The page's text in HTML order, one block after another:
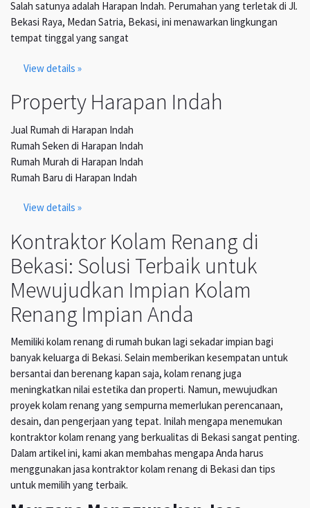
Salah satunya adalah Harapan Indah. Perumahan yang terletak di Jl.
Bekasi Raya, Medan Satria, Bekasi, ini menawarkan lingkungan
tempat tinggal yang sangat
View details »
Property Harapan Indah
Jual Rumah di Harapan Indah
Rumah Seken di Harapan Indah
Rumah Murah di Harapan Indah
Rumah Baru di Harapan Indah
View details »
Kontraktor Kolam Renang di
Bekasi: Solusi Terbaik untuk
Mewujudkan Impian Kolam
Renang Impian Anda
Memiliki kolam renang di rumah bukan lagi sekadar impian bagi
banyak keluarga di Bekasi. Selain memberikan kesempatan untuk
bersantai dan berenang kapan saja, kolam renang juga
meningkatkan nilai estetika dan properti. Namun, mewujudkan
proyek kolam renang yang sempurna memerlukan perencanaan,
desain, dan pengerjaan yang tepat. Inilah mengapa menemukan
kontraktor kolam renang yang berkualitas di Bekasi sangat penting.
Dalam artikel ini, kami akan membahas mengapa Anda harus
menggunakan jasa kontraktor kolam renang di Bekasi dan tips
untuk memilih yang terbaik.